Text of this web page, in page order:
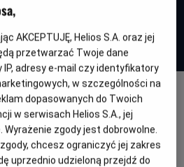
w Helios RePlay
AKCEPTUJĘ, Helios S.A. oraz jej
przetwarzać Twoje dane
adresy e-mail czy identyfikatory
w szczególności na
dopasowanych do Twoich
w serwisach Helios S.A., jej
zgody jest dobrowolne.
chcesz ograniczyć jej zakres
uprzednio udzieloną przejdź do